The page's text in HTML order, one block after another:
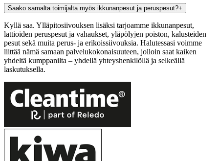
Saako samalta toimijalta myös ikkunanpesut ja peruspesut?+
Kyllä saa. Ylläpitosiivouksen lisäksi tarjoamme ikkunanpesut,
lattioiden peruspesut ja vahaukset, yläpölyjen poiston, kalusteiden
pesut sekä muita perus- ja erikoissiivouksia. Halutessasi voimme
liittää nämä samaan palvelukokonaisuuteen, jolloin saat kaiken
yhdeltä kumppanilta – yhdellä yhteyshenkilöllä ja selkeällä
laskutuksella.